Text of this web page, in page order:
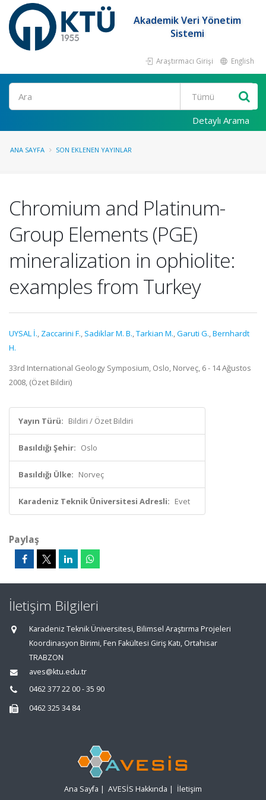
Akademik Veri Yönetim
Sistemi
Araştırmacı Girişi English
Ara
Detaylı Arama
ANA SAYFA SON EKLENEN YAYINLAR
Chromium and Platinum-
Group Elements (PGE)
mineralization in ophiolite:
examples from Turkey
UYSAL İ., Zaccarini F., Sadiklar M. B.,Tarkian M.,Garuti G.,Bernhardt
H.
33rd International Geology Symposium, Oslo, Norveç, 6 - 14 Ağustos
2008, (Özet Bildiri)
Yayın Türü: Bildiri / Özet Bildiri
Basıldığı Şehir: Oslo
Basıldığı Ülke: Norveç
Karadeniz Teknik Üniversitesi Adresli: Evet
Paylaş
İletişim Bilgileri
Karadeniz Teknik Üniversitesi, Bilimsel Araştırma Projeleri
Koordinasyon Birimi, Fen Fakültesi Giriş Katı, Ortahisar
TRABZON
aves@ktu.edu.tr
0462 377 22 00 - 35 90
0462 325 34 84
Ana Sayfa | AVESİS Hakkında | İletişim